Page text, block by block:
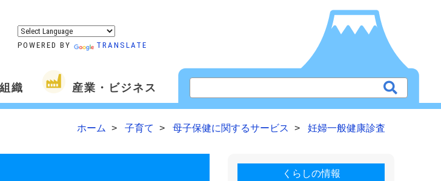
POWERED BY TRANSLATE
組織 産業・ビジネス
ホーム 子育て 母子保健に関するサービス 妊婦一般健康診査
くらしの情報